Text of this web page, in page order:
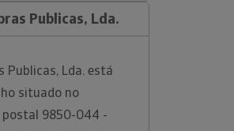
Publicas, Lda.
Publicas, Lda. está
situado no
postal 9850-044 -